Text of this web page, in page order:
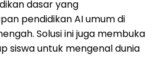
dasar yang
pendidikan AI umum di
Solusi ini juga membuka
siswa untuk mengenal dunia